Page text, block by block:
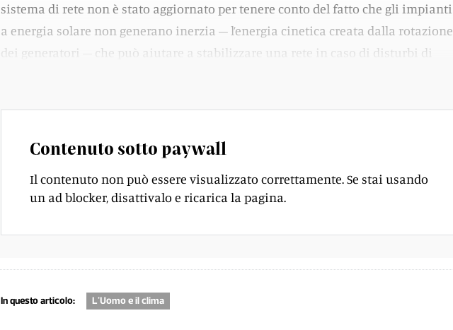
sistema di rete non è stato aggiornato per tenere conto del fatto che gli impianti
a energia solare non generano inerzia – l’energia cinetica creata dalla rotazione
dei generatori – che può aiutare a stabilizzare una rete in caso di disturbi di
Contenuto sotto paywall
Il contenuto non può essere visualizzato correttamente. Se stai usando
un ad blocker, disattivalo e ricarica la pagina.
In questo articolo: L'Uomo e il clima